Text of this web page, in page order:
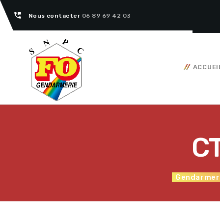
perm_phone_msg Nous contacter 06 89 69 42 03